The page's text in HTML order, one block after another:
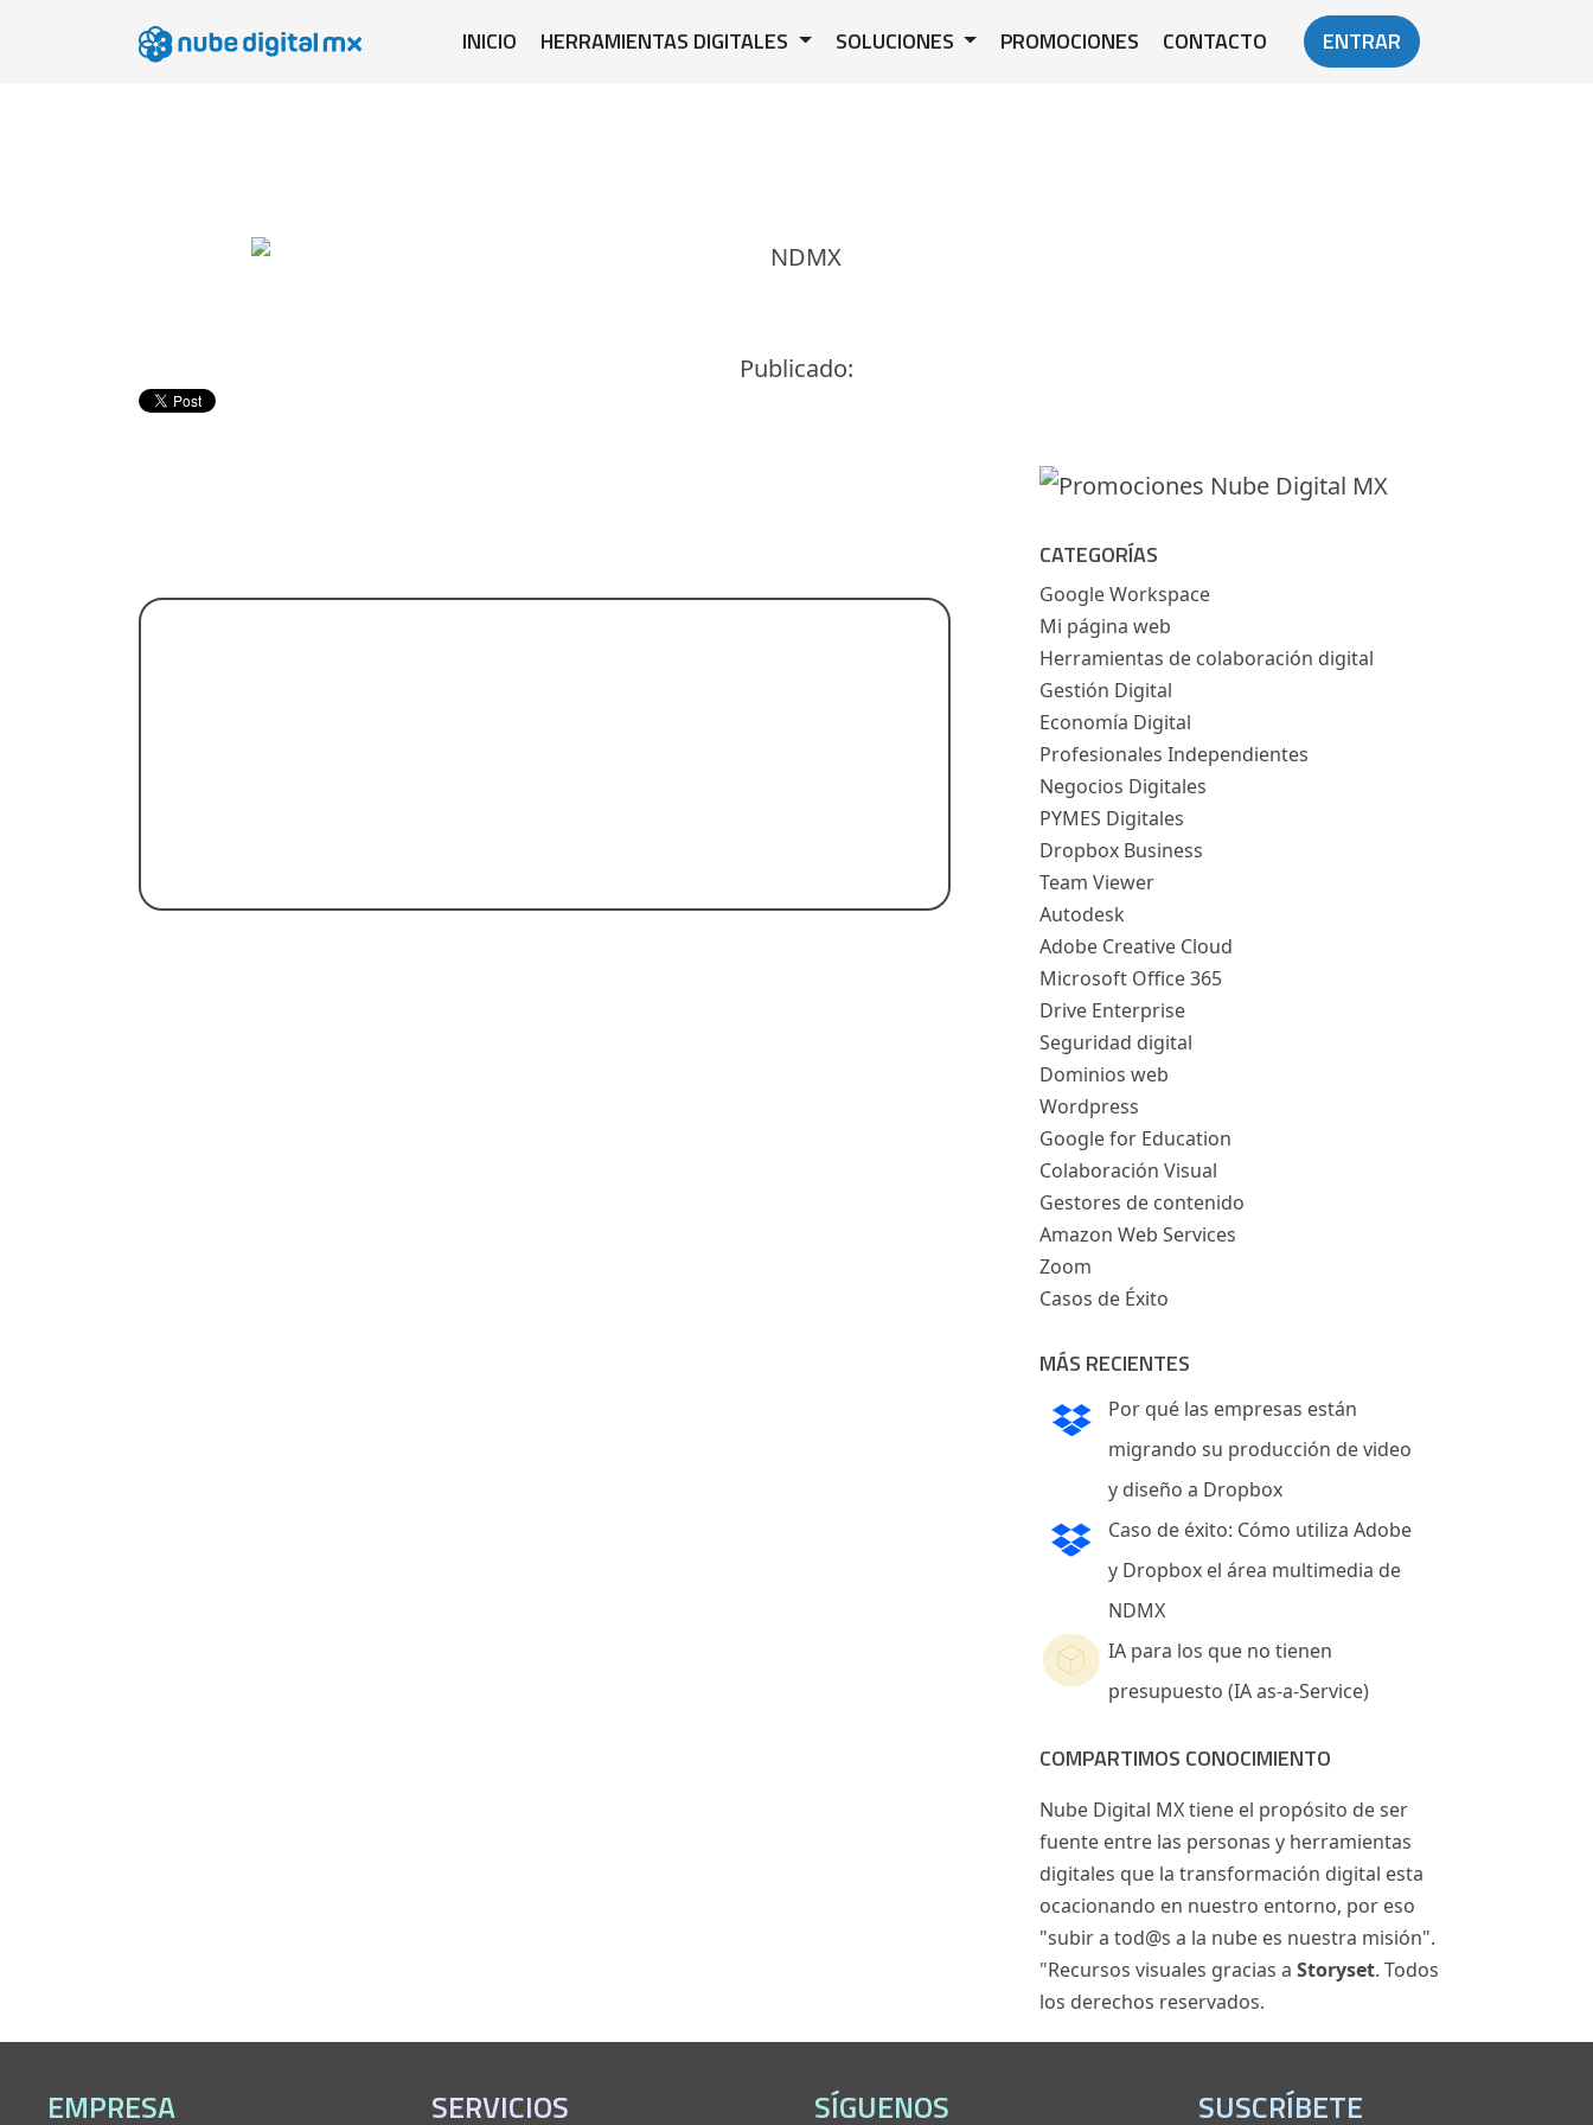
INICIO HERRAMIENTAS DIGITALES SOLUCIONES PROMOCIONES CONTACTO ENTRAR
Publicado:
CATEGORÍAS
Google Workspace
Mi página web
Herramientas de colaboración digital
Gestión Digital
Economía Digital
Profesionales Independientes
Negocios Digitales
PYMES Digitales
Dropbox Business
Team Viewer
Autodesk
Adobe Creative Cloud
Microsoft Office 365
Drive Enterprise
Seguridad digital
Dominios web
Wordpress
Google for Education
Colaboración Visual
Gestores de contenido
Amazon Web Services
Zoom
Casos de Éxito
MÁS RECIENTES
Por qué las empresas están
migrando su producción de video
y diseño a Dropbox
Caso de éxito: Cómo utiliza Adobe
y Dropbox el área multimedia de
NDMX
IA para los que no tienen
presupuesto (IA as-a-Service)
COMPARTIMOS CONOCIMIENTO
Nube Digital MX tiene el propósito de ser
fuente entre las personas y herramientas
digitales que la transformación digital esta
ocacionando en nuestro entorno, por eso
"subir a tod@s a la nube es nuestra misión".
"Recursos visuales gracias a Storyset. Todos
los derechos reservados.
EMPRESA SERVICIOS SÍGUENOS SUSCRÍBETE